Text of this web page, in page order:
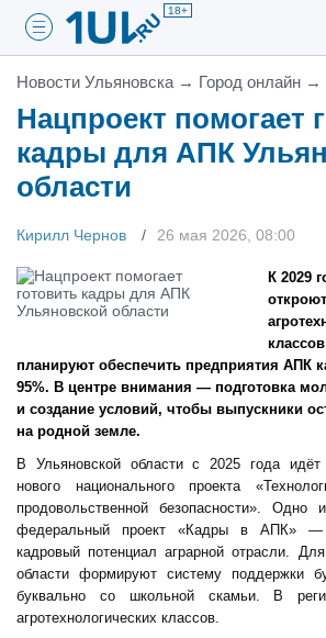
18+
Новости Ульяновска → Город онлайн →
Нацпроект помогает
кадры для АПК
области
Кирилл Чернов 26 мая 2026, 08:00
К 2029
планируют обеспечить предприятия АПК
95%. В центре внимания — подготовка
и создание условий, чтобы выпускники
на родной земле.
В Ульяновской области с 2025 года идёт
нового национального проекта
продовольственной безопасности». Одно
федеральный проект «Кадры в АПК» —
кадровый потенциал аграрной отрасли.
области формируют систему поддержки
буквально со школьной скамьи. В
агротехнологических классов.